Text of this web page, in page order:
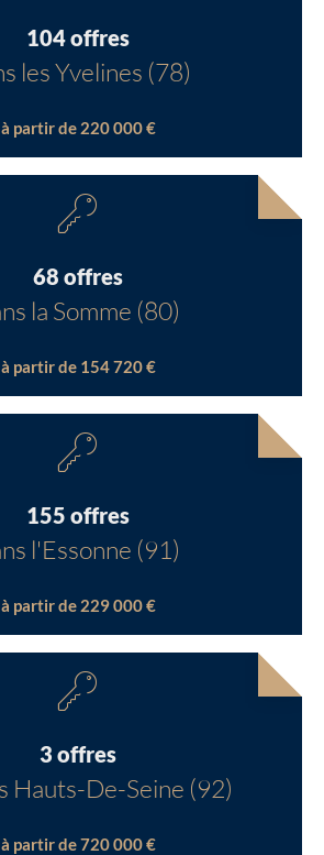
104 offres
les Yvelines (78)
à partir de 220 000 €
68 offres
la Somme (80)
à partir de 154 720 €
155 offres
l'Essonne (91)
à partir de 229 000 €
3 offres
Hauts-De-Seine (92)
à partir de 720 000 €